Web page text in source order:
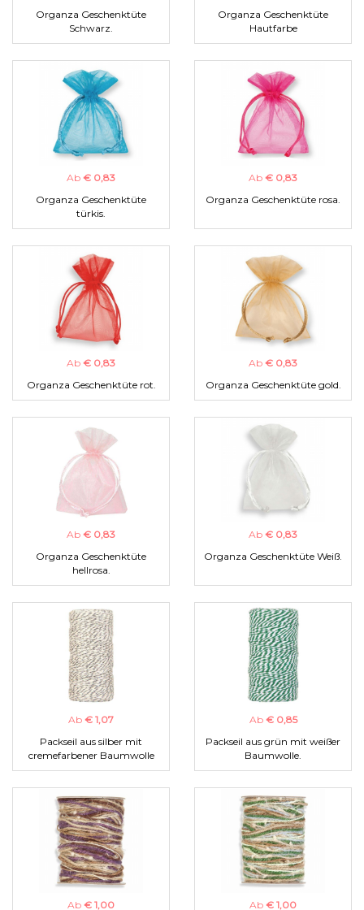
Organza Geschenktüte
Schwarz.
Organza Geschenktüte
Hautfarbe
Ab € 0,83
Organza Geschenktüte
türkis.
Ab € 0,83
Organza Geschenktüte rosa.
Ab € 0,83
Organza Geschenktüte rot.
Ab € 0,83
Organza Geschenktüte gold.
Ab € 0,83
Organza Geschenktüte
hellrosa.
Ab € 0,83
Organza Geschenktüte Weiß.
Ab € 1,07
Packseil aus silber mit
cremefarbener Baumwolle
Ab € 0,85
Packseil aus grün mit weißer
Baumwolle.
Ab € 1,00 Ab € 1,00